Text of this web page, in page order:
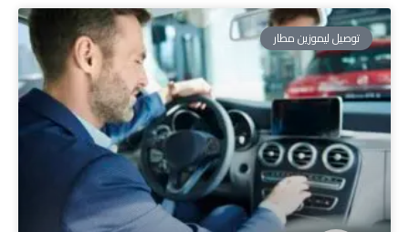
توصيل ليموزين مطار